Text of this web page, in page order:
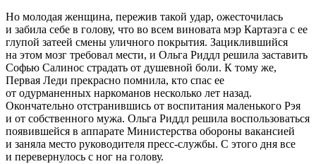
Но молодая женщина, пережив такой удар, ожесточилась
и забила себе в голову, что во всем виновата мэр Картаэга с ее
глупой затеей смены уличного покрытия. Зациклившийся
на этом мозг требовал мести, и Ольга Риддл решила заставить
Софью Салинос страдать от душевной боли. К тому же,
Первая Леди прекрасно помнила, кто спас ее
от одурманенных наркоманов несколько лет назад.
Окончательно отстранившись от воспитания маленького Рэя
и от собственного мужа. Ольга Риддл решила воспользоваться
появившейся в аппарате Министерства обороны вакансией
и заняла место руководителя пресс-службы. С этого дня все
и перевернулось с ног на голову.